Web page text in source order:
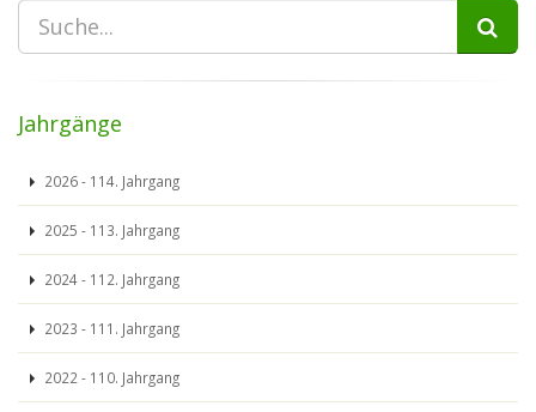
Jahrgänge
2026 - 114. Jahrgang
2025 - 113. Jahrgang
2024 - 112. Jahrgang
2023 - 111. Jahrgang
2022 - 110. Jahrgang